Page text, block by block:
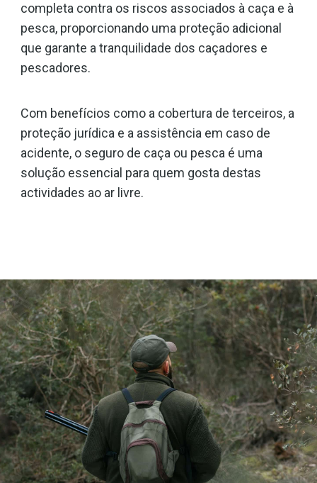
completa contra os riscos associados à caça e à
pesca, proporcionando uma proteção adicional
que garante a tranquilidade dos caçadores e
pescadores.
Com benefícios como a cobertura de terceiros, a
proteção jurídica e a assistência em caso de
acidente, o seguro de caça ou pesca é uma
solução essencial para quem gosta destas
actividades ao ar livre.